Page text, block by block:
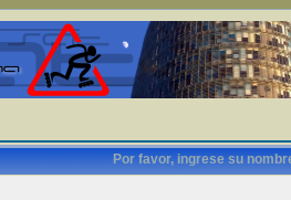
Por favor, ingrese su